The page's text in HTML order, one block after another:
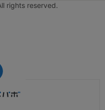
rights reserved.